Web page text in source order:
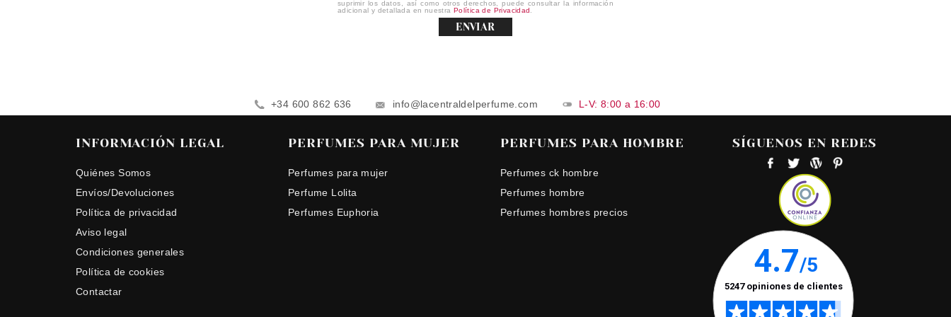
suprimir los datos, así como otros derechos, puede consultar la información
adicional y detallada en nuestra Política de Privacidad
ENVIAR
+34 600 862 636 info@lacentraldelperfume.com L-V: 8:00 a 16:00
INFORMACIÓN LEGAL
Quiénes Somos
Envíos/Devoluciones
Política de privacidad
Aviso legal
Condiciones generales
Política de cookies
Contactar
PERFUMES PARA MUJER
Perfumes para mujer
Perfume Lolita
Perfumes Euphoria
PERFUMES PARA HOMBRE
Perfumes ck hombre
Perfumes hombre
Perfumes hombres precios
SÍGUENOS EN REDES